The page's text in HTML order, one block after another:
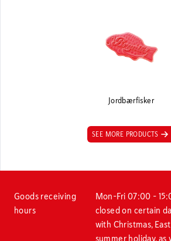
Jordbærfisker
SEE MORE PRODUCTS
Goods receiving
hours
Mon–Fri 07:00 –
closed on certain
with Christmas,
summer holiday, as